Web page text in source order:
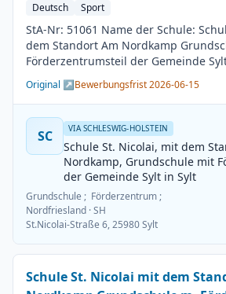
Deutsch
Sport
StA-Nr: 51061 Name der Schule:
dem Standort Am Nordkamp
Förderzentrumsteil der Gemeinde
Grundschule Kreis / Kreisfreie Stadt:
BesGr / EntGr: Besoldungsgruppe A13
2. Fach: Sport Beschäftigungsdauer:
Arbeitsumfang: Teilzeit möglich
01.08.2026 Bewerbungsschluss:
Veröffentlichung: 01.06.2026
Original ↗Bewerbungsfrist 2026-06-15
SC VIA SCHLESWIG-HOLSTEIN
Schule St. Nicolai, mit dem
Nordkamp, Grundschule mit
der Gemeinde Sylt in Sylt
Grundschule ; Förderzentrum ;
Nordfriesland · SH
St.Nicolai-Straße 6, 25980 Sylt
Schule St. Nicolai mit dem